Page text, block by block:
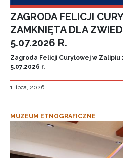
ZAGRODA FELICJI
ZAMKNIĘTA DLA
5.07.2026 R.
Zagroda Felicji Curyłowej w
5.07.2026 r.
1 lipca, 2026
MUZEUM ETNOGRAFICZNE